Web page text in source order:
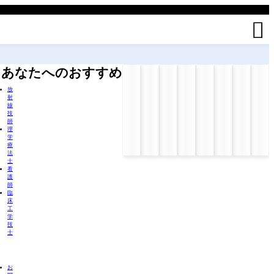

放
射
線
技
師
理
学
療
法
士
看
護
師
臨
床
工
学
技
士
お
あなたへのおすすめ